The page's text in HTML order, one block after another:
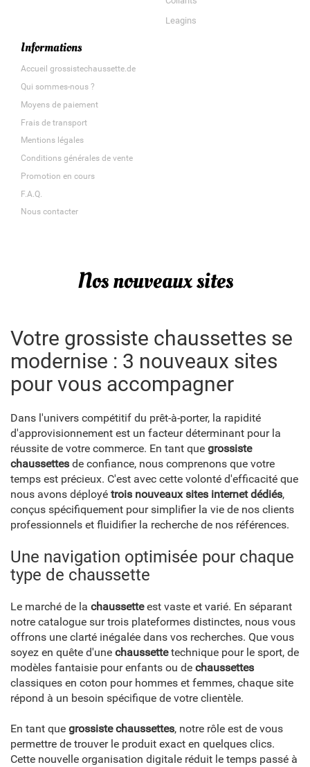
Leagins
Informations
Accueil grossistechaussette.de
Qui sommes-nous ?
Moyens de paiement
Frais de transport
Mentions légales
Conditions générales de vente
Promotion en cours
F.A.Q.
Nous contacter
Nos nouveaux sites
Votre grossiste chaussettes se
modernise : 3 nouveaux sites
pour vous accompagner
Dans l'univers compétitif du prêt-à-porter, la rapidité
d'approvisionnement est un facteur déterminant pour la
réussite de votre commerce. En tant que grossiste
chaussettes de confiance, nous comprenons que votre
temps est précieux. C'est avec cette volonté d'efficacité que
nous avons déployé trois nouveaux sites internet dédiés,
conçus spécifiquement pour simplifier la vie de nos clients
professionnels et fluidifier la recherche de nos références.
Une navigation optimisée pour chaque
type de chaussette
Le marché de la chaussetteest vaste et varié. En séparant
notre catalogue sur trois plateformes distinctes, nous vous
offrons une clarté inégalée dans vos recherches. Que vous
soyez en quête d'une chaussettetechnique pour le sport, de
modèles fantaisie pour enfants ou de chaussettes
classiques en coton pour hommes et femmes, chaque site
répond à un besoin spécifique de votre clientèle.
En tant que grossiste chaussettes, notre rôle est de vous
permettre de trouver le produit exact en quelques clics.
Cette nouvelle organisation digitale réduit le temps passé à